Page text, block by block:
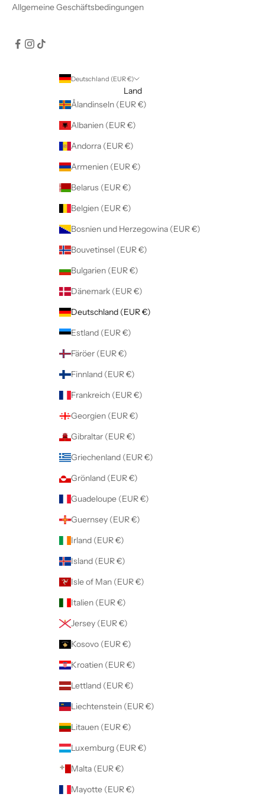
Allgemeine Geschäftsbedingungen
Deutschland (EUR €)
Land
Ålandinseln (EUR €)
Albanien (EUR €)
Andorra (EUR €)
Armenien (EUR €)
Belarus (EUR €)
Belgien (EUR €)
Bosnien und Herzegowina (EUR €)
Bouvetinsel (EUR €)
Bulgarien (EUR €)
Dänemark (EUR €)
Deutschland (EUR €)
Estland (EUR €)
Färöer (EUR €)
Finnland (EUR €)
Frankreich (EUR €)
Georgien (EUR €)
Gibraltar (EUR €)
Griechenland (EUR €)
Grönland (EUR €)
Guadeloupe (EUR €)
Guernsey (EUR €)
Irland (EUR €)
Island (EUR €)
Isle of Man (EUR €)
Italien (EUR €)
Jersey (EUR €)
Kosovo (EUR €)
Kroatien (EUR €)
Lettland (EUR €)
Liechtenstein (EUR €)
Litauen (EUR €)
Luxemburg (EUR €)
Malta (EUR €)
Mayotte (EUR €)